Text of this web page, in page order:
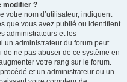
modifier ?
votre nom d’utilisateur, indiquent
que vous avez publié ou identifient
administrateurs et les
un administrateur du forum peut
ne pas abuser de ce système en
votre rang sur le forum.
et un administrateur ou un